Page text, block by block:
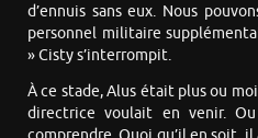
d’ennuis sans eux. Nous
personnel militaire
» Cisty s’interrompit.
À ce stade, Alus était plus ou
directrice voulait en venir.